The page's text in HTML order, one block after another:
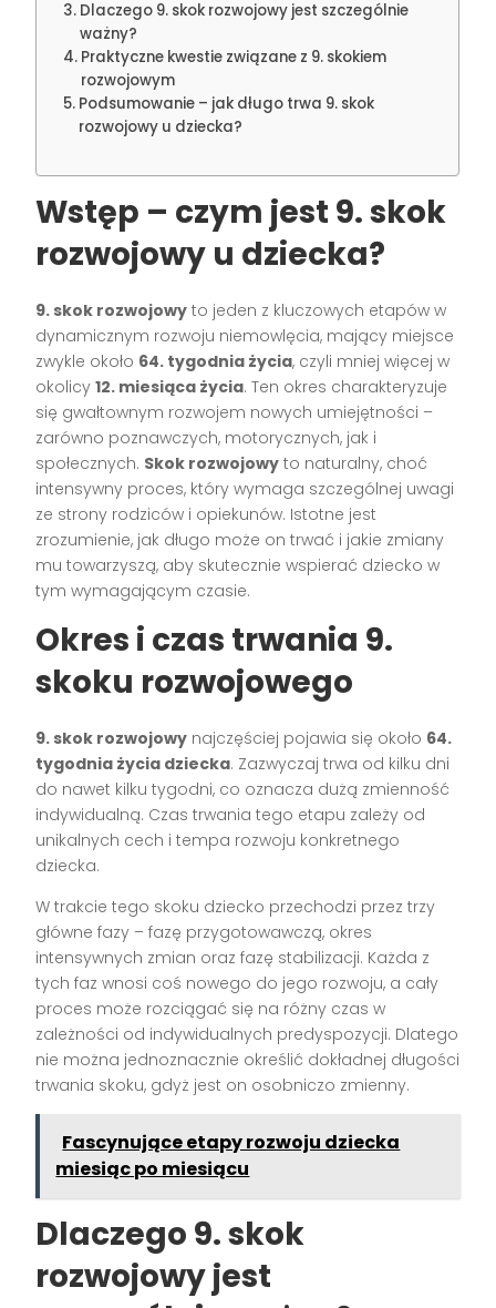
Dlaczego 9. skok rozwojowy jest szczególnie
ważny?
Praktyczne kwestie związane z 9. skokiem
rozwojowym
Podsumowanie – jak długo trwa 9. skok
rozwojowy u dziecka?
Wstęp – czym jest 9. skok
rozwojowy u dziecka?
9. skok rozwojowy to jeden z kluczowych etapów w
dynamicznym rozwoju niemowlęcia, mający miejsce
zwykle około 64. tygodnia życia, czyli mniej więcej w
okolicy12. miesiąca życia. Ten okres charakteryzuje
się gwałtownym rozwojem nowych umiejętności –
zarówno poznawczych, motorycznych, jak i
społecznych. Skok rozwojowy to naturalny, choć
intensywny proces, który wymaga szczególnej uwagi
ze strony rodziców i opiekunów. Istotne jest
zrozumienie, jak długo może on trwać i jakie zmiany
mu towarzyszą, aby skutecznie wspierać dziecko w
tym wymagającym czasie.
Okres i czas trwania 9.
skoku rozwojowego
9. skok rozwojowy najczęściej pojawia się około 64.
tygodnia życia dziecka. Zazwyczaj trwa od kilku dni
do nawet kilku tygodni, co oznacza dużą zmienność
indywidualną. Czas trwania tego etapu zależy od
unikalnych cech i tempa rozwoju konkretnego
dziecka.
W trakcie tego skoku dziecko przechodzi przez trzy
główne fazy – fazę przygotowawczą, okres
intensywnych zmian oraz fazę stabilizacji. Każda z
tych faz wnosi coś nowego do jego rozwoju, a cały
proces może rozciągać się na różny czas w
zależności od indywidualnych predyspozycji. Dlatego
nie można jednoznacznie określić dokładnej długości
trwania skoku, gdyż jest on osobniczo zmienny.
Fascynujące etapy rozwoju dziecka
miesiąc po miesiącu
Dlaczego 9. skok
rozwojowy jest